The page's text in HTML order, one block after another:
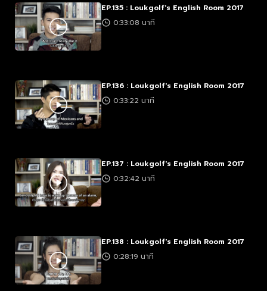
EP.135 : Loukgolf's English Room 2017
0:33:08 นาที
EP.136 : Loukgolf's English Room 2017
0:33:22 นาที
EP.137 : Loukgolf's English Room 2017
0:32:42 นาที
EP.138 : Loukgolf's English Room 2017
0:28:19 นาที